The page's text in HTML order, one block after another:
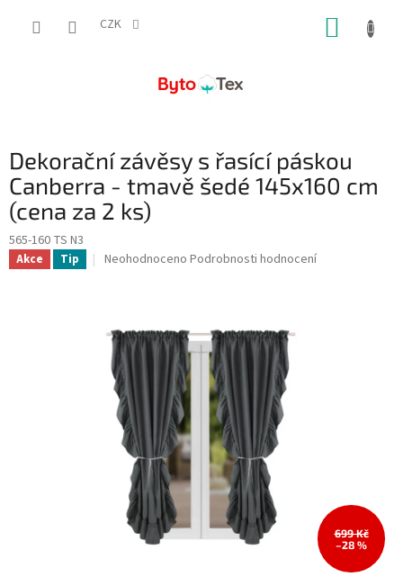
CZK
Dekorační závěsy s řasící páskou
Canberra - tmavě šedé 145x160 cm
(cena za 2 ks)
565-160 TS N3
Akce Tip
Průměrné
0,0
hvězdiček.
Neohodnoceno Podrobnosti hodnocení
699 Kč
–28 %